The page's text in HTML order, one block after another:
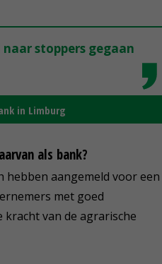
stoppers gegaan
in Limburg
als bank?
hebben aangemeld voor een
met goed
van de agrarische